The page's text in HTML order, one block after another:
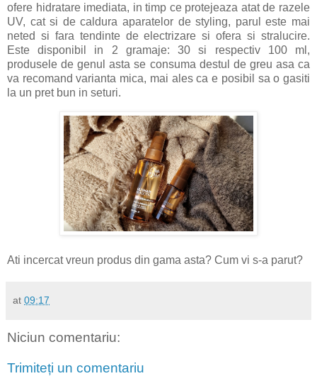
ofere hidratare imediata, in timp ce protejeaza atat de razele
UV, cat si de caldura aparatelor de styling, parul este mai
neted si fara tendinte de electrizare si ofera si stralucire.
Este disponibil in 2 gramaje: 30 si respectiv 100 ml,
produsele de genul asta se consuma destul de greu asa ca
va recomand varianta mica, mai ales ca e posibil sa o gasiti
la un pret bun in seturi.
Ati incercat vreun produs din gama asta? Cum vi s-a parut?
at 09:17
Niciun comentariu:
Trimiteți un comentariu